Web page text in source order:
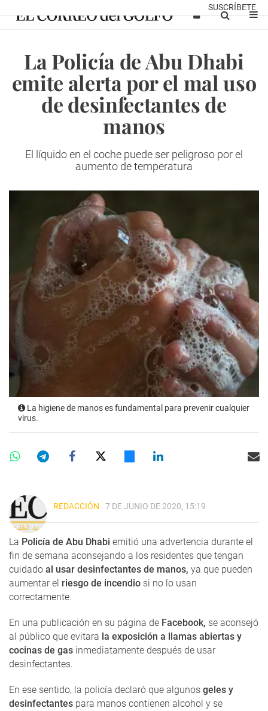
SUSCRÍBETE
La Policía de Abu Dhabi
emite alerta por el mal uso
de desinfectantes de
manos
El líquido en el coche puede ser peligroso por el
aumento de temperatura
La higiene de manos es fundamental para prevenir cualquier
virus.
REDACCIÓN 7 DE JUNIO DE 2020, 15:19
La Policía de Abu Dhabi emitió una advertencia durante el
fin de semana aconsejando a los residentes que tengan
cuidado al usar desinfectantes de manos, ya que pueden
aumentar el riesgo de incendio si no lo usan
correctamente.
En una publicación en su página de Facebook, se aconsejó
al público que evitara la exposición a llamas abiertas y
cocinas de gas inmediatamente después de usar
desinfectantes.
En ese sentido, la policía declaró que algunos geles y
desinfectantes para manos contienen alcohol y se